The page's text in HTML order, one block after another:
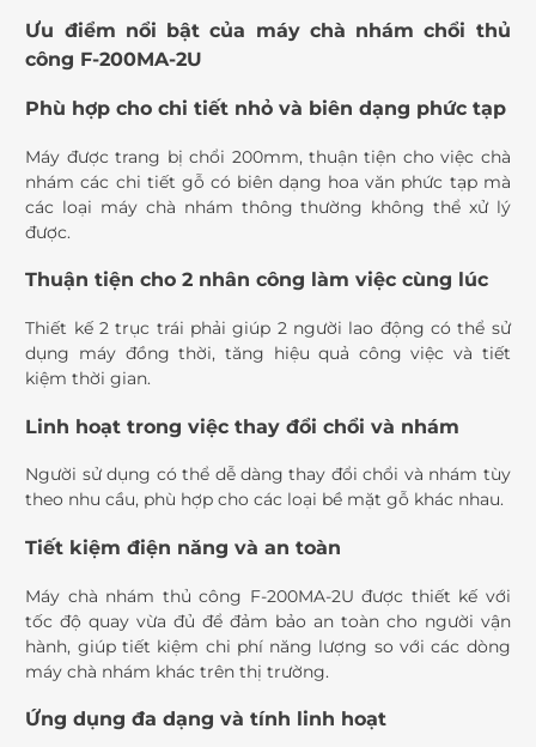
Ưu điểm nổi bật của máy chà nhám chổi thủ
công F-200MA-2U
Phù hợp cho chi tiết nhỏ và biên dạng phức tạp
Máy được trang bị chổi 200mm, thuận tiện cho việc chà
nhám các chi tiết gỗ có biên dạng hoa văn phức tạp mà
các loại máy chà nhám thông thường không thể xử lý
được.
Thuận tiện cho 2 nhân công làm việc cùng lúc
Thiết kế 2 trục trái phải giúp 2 người lao động có thể sử
dụng máy đồng thời, tăng hiệu quả công việc và tiết
kiệm thời gian.
Linh hoạt trong việc thay đổi chổi và nhám
Người sử dụng có thể dễ dàng thay đổi chổi và nhám tùy
theo nhu cầu, phù hợp cho các loại bề mặt gỗ khác nhau.
Tiết kiệm điện năng và an toàn
Máy chà nhám thủ công F-200MA-2U được thiết kế với
tốc độ quay vừa đủ để đảm bảo an toàn cho người vận
hành, giúp tiết kiệm chi phí năng lượng so với các dòng
máy chà nhám khác trên thị trường.
Ứng dụng đa dạng và tính linh hoạt